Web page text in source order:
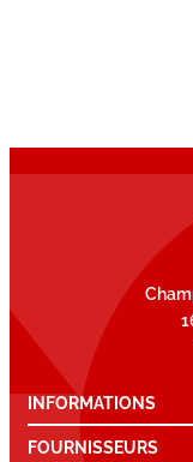
INFORMATIONS
FOURNISSEURS